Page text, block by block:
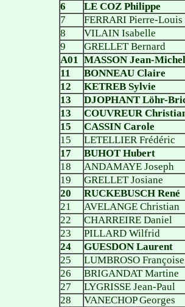
6
LE COZ Philippe
7
FERRARI Pierre-Louis
8
VILAIN Isabelle
9
GRELLET Bernard
A01 MASSON Jean-Michel
11
BONNEAU Claire
12
KETREB Sylvie
13
DJOPHANT Löhr-
13
COUVREUR
15
CASSIN Carole
15
LETELLIER Frédéric
17
BUHOT Hubert
18
ANDAMAYE Joseph
19
GRELLET Josiane
20
RUCKEBUSCH René
21
AVELANGE Christian
22
CHARREIRE Daniel
23
PILLARD Wilfrid
24
GUESDON Laurent
25
LUMBROSO Françoise
26
BRIGANDAT Martine
27
LYGRISSE Jean-Paul
28
VANECHOP Georges